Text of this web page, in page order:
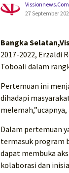
Vissionnews.com
27 September
Bangka
2017-2022, Erzaldi
Toboali dalam
Pertemuan ini
dihadapi
Dalam pertemuan
termasuk program
dapat membuka
kolaborasi dan